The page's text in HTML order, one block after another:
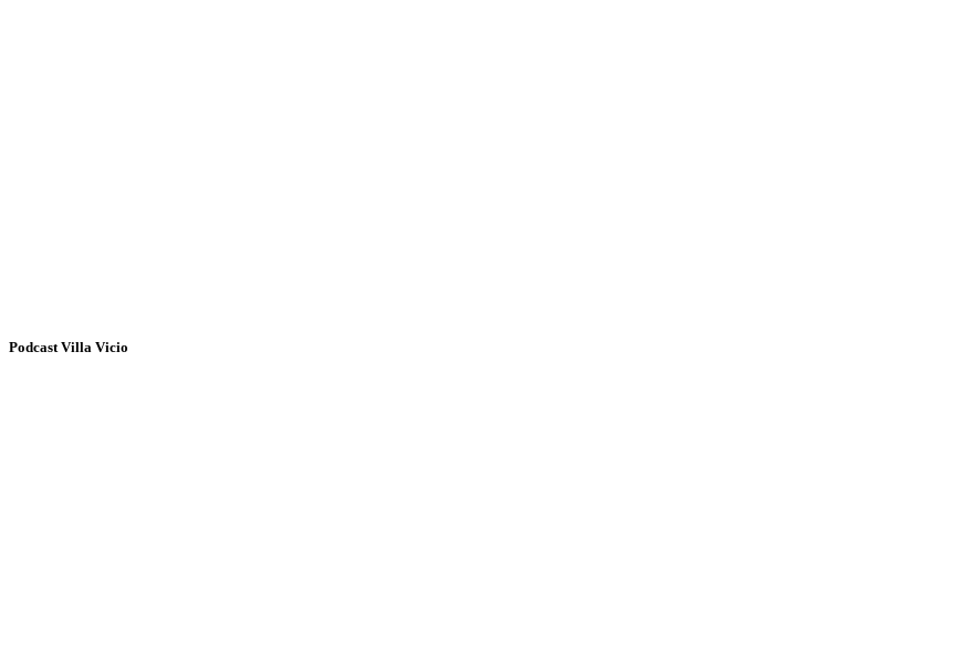
Podcast Villa Vicio